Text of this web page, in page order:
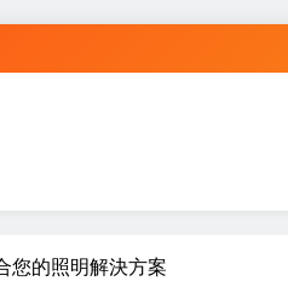
您的照明解決方案